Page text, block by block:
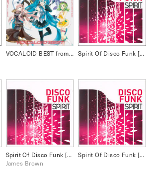
VOCALOID BEST from ニコニコ動画 (あお) Spirit Of Disco Funk [Disc 2] Disco
Spirit Of Disco Funk [Disc 3] Funk
James Brown
Spirit Of Disco Funk [Disc 1] Funk